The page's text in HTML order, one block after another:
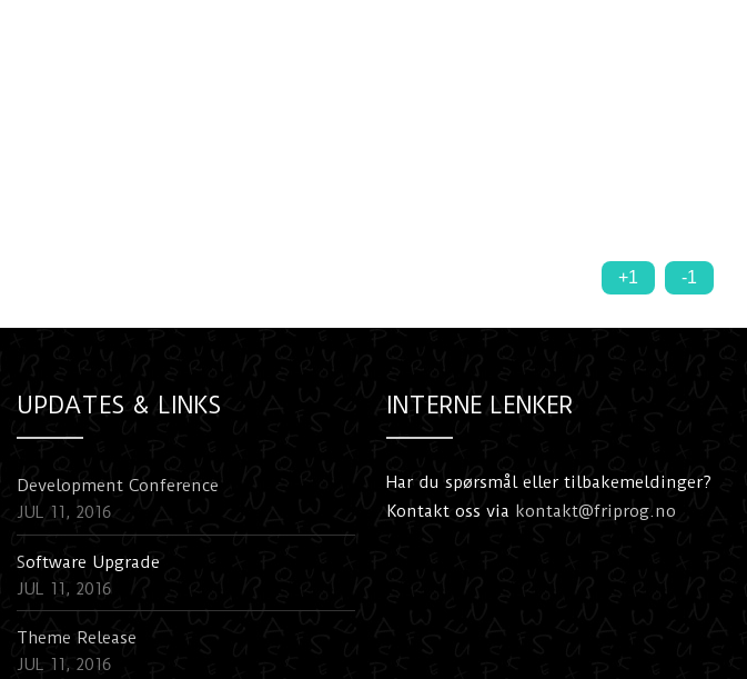
+1 -1
UPDATES & LINKS
Development Conference
JUL 11, 2016
Software Upgrade
JUL 11, 2016
Theme Release
JUL 11, 2016
INTERNE LENKER
Har du spørsmål eller tilbakemeldinger?
Kontakt oss via kontakt@friprog.no